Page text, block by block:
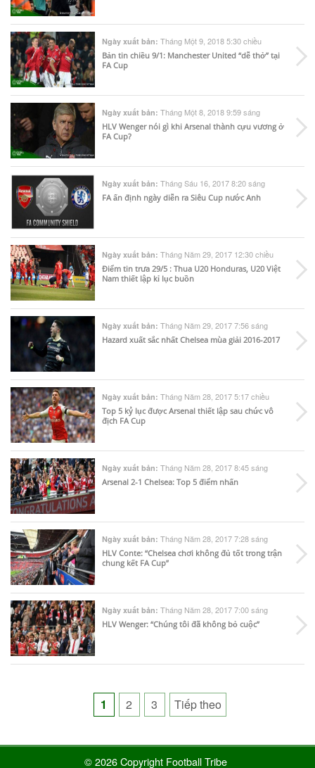
Ngày xuất bản: Tháng Một 9, 2018 5:30 chiều
Bản tin chiều 9/1: Manchester United “dễ thở” tại
FA Cup
Ngày xuất bản: Tháng Một 8, 2018 9:59 sáng
HLV Wenger nói gì khi Arsenal thành cựu vương ở
FA Cup?
Ngày xuất bản: Tháng Sáu 16, 2017 8:20 sáng
FA ấn định ngày diễn ra Siêu Cup nước Anh
Ngày xuất bản: Tháng Năm 29, 2017 12:30 chiều
Điểm tin trưa 29/5 : Thua U20 Honduras, U20 Việt
Nam thiết lập kỉ lục buồn
Ngày xuất bản: Tháng Năm 29, 2017 7:56 sáng
Hazard xuất sắc nhất Chelsea mùa giải 2016-2017
Ngày xuất bản: Tháng Năm 28, 2017 5:17 chiều
Top 5 kỷ lục được Arsenal thiết lập sau chức vô
địch FA Cup
Ngày xuất bản: Tháng Năm 28, 2017 8:45 sáng
Arsenal 2-1 Chelsea: Top 5 điểm nhấn
Ngày xuất bản: Tháng Năm 28, 2017 7:28 sáng
HLV Conte: “Chelsea chơi không đủ tốt trong trận
chung kết FA Cup”
Ngày xuất bản: Tháng Năm 28, 2017 7:00 sáng
HLV Wenger: “Chúng tôi đã không bỏ cuộc”
Posts
pagination
1 2 3 Tiếp theo
© 2026 Copyright Football Tribe